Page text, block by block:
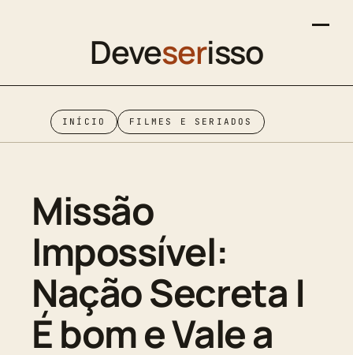
Deveserisso
INÍCIO FILMES E SERIADOS
Missão
Impossível:
Nação Secreta |
É bom e Vale a